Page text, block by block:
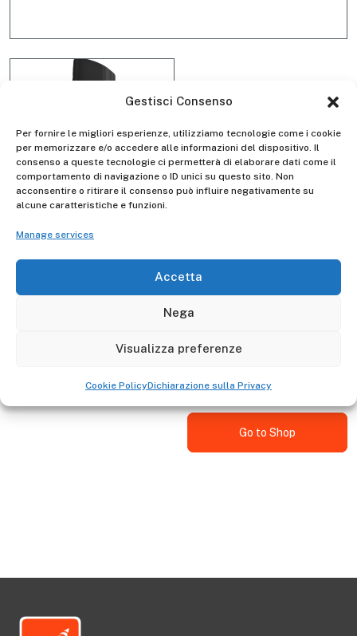
Gestisci Consenso
Per fornire le migliori esperienze, utilizziamo tecnologie come i cookie
per memorizzare e/o accedere alle informazioni del dispositivo. Il
consenso a queste tecnologie ci permetterà di elaborare dati come il
comportamento di navigazione o ID unici su questo sito. Non
acconsentire o ritirare il consenso può influire negativamente su
alcune caratteristiche e funzioni.
Manage services
Accetta
Nega
Visualizza preferenze
Cookie PolicyDichiarazione sulla Privacy
Kit 4 external feet D4120E
Gierrepro
Go to Shop